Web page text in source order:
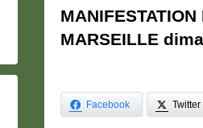
MARSEILLE
Facebook Twitter